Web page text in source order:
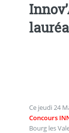
Ce jeudi 24
Concours
Bourg les